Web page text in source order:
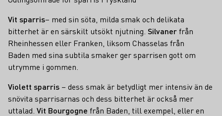
Vit sparris– med sin söta, milda smak och delikata
bitterhet är en särskilt utsökt njutning. Silvanerfrån
Rheinhessen eller Franken, liksom Chasselas från
Baden med sina subtila smaker ger sparrisen gott om
utrymme i gommen.
Violett sparris – dess smak är betydligt mer intensiv än de
snövita sparrisarnas och dess bitterhet är också mer
uttalad. Vit Bourgogne från Baden, till exempel, eller en